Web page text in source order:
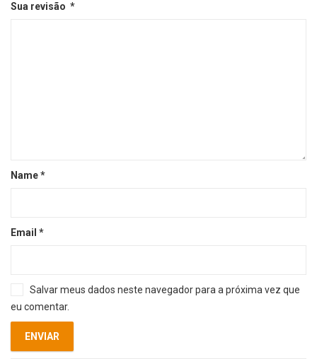
Sua revisão *
Name*
Email *
Salvar meus dados neste navegador para a próxima vez que
eu comentar.